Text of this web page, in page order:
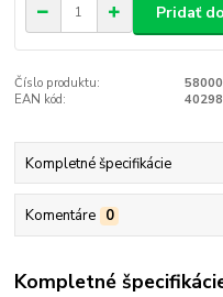
Pridať
Číslo produktu:
EAN kód:
Kompletné špecifikácie
Komentáre 0
Kompletné